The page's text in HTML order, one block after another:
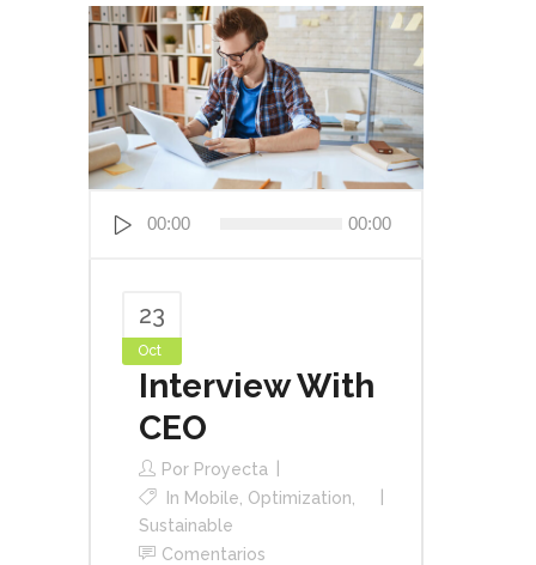
00:00 00:00
23
Oct
Interview With
CEO
Por Proyecta
In Mobile Optimization
Sustainable
Comentarios